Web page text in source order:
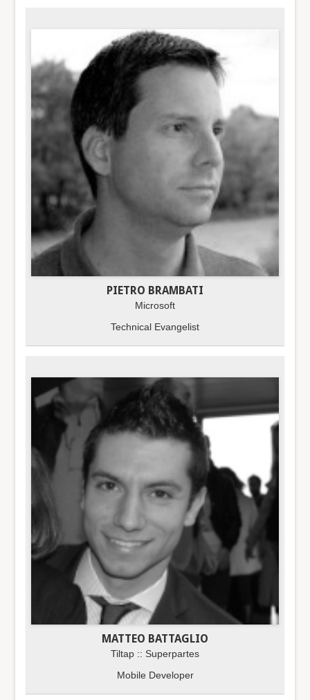
PIETRO BRAMBATI
Microsoft
Technical Evangelist
MATTEO BATTAGLIO
Tiltap :: Superpartes
Mobile Developer